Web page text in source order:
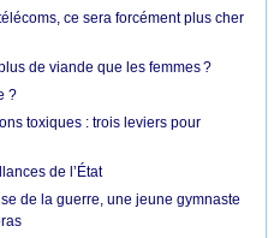
ce sera forcément plus cher
de viande que les femmes ?
?
toxiques : trois leviers pour
de l’État
de la guerre, une jeune gymnaste